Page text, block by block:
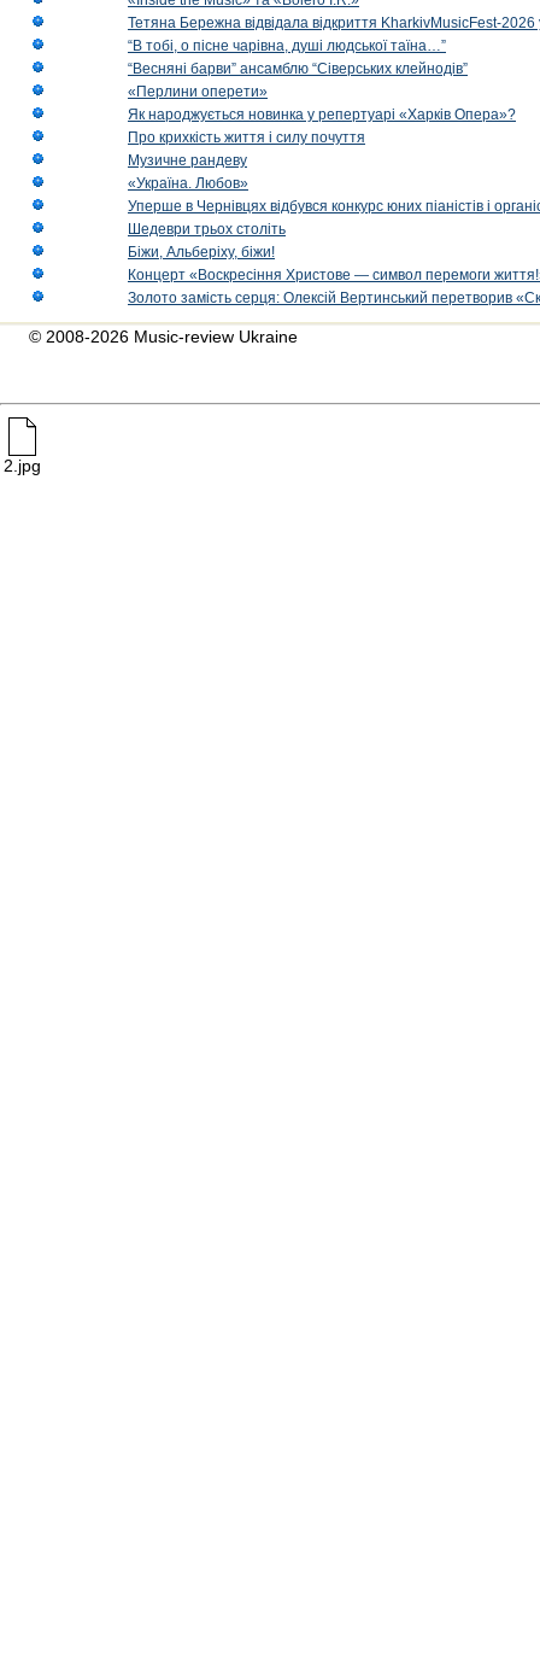
Тетяна Бережна відвідала відкриття KharkivMusicFest-2026
“В тобі, о пісне чарівна, душі людської таїна…”
“Весняні барви” ансамблю “Сіверських клейнодів”
«Перлини оперети»
Як народжується новинка у репертуарі «Харків Опера»?
Про крихкість життя і силу почуття
Музичне рандеву
«Україна. Любов»
Уперше в Чернівцях відбувся конкурс юних піаністів і
Шедеври трьох століть
Біжи, Альберіху, біжи!
Концерт «Воскресіння Христове — символ перемоги
Золото замість серця: Олексій Вертинський перетворив
© 2008-2026 Music-review Ukraine
2.jpg